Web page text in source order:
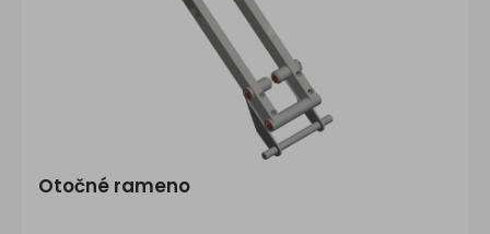
Otočné rameno